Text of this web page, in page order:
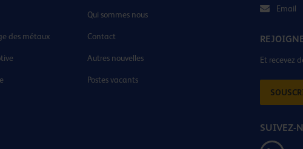
des métaux
Qui sommes nous
Contact
Autres nouvelles
Postes vacants
Email
Et recevez
SUIVEZ-